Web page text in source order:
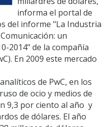
informa el portal de
del informe "La Industria
un
2014" de la compañía
En 2009 este mercado
de PwC, en los
de ocio y medios de
9,3 por ciento al año y
de dólares. El año